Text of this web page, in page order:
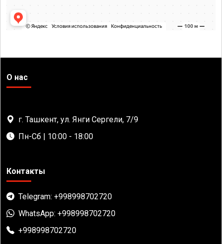
О нас
г. Ташкент, ул. Янги Сергели, 7/9
Пн-Сб | 10:00 - 18:00
Контакты
Telegram: +998998702720
WhatsApp: +998998702720
+998998702720